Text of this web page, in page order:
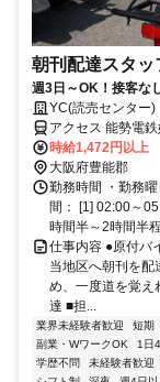
朝刊配達スタッ
週3日～OK！接客な
でWワークや副収入
YC(読売センター
アクセス 能勢電
見線 光風台（大
分
時給1,472円以上
大阪府豊能郡
勤務時間 ・勤務
間： [1] 02:00～
時間半～2時間半
仕事内容 ●原付バ
当地区へ朝刊を配
め、一度道を覚え
達 ■担...
業界未経験者歓迎 短期
副業・WワークOK
1日
学歴不問
未経験者歓迎